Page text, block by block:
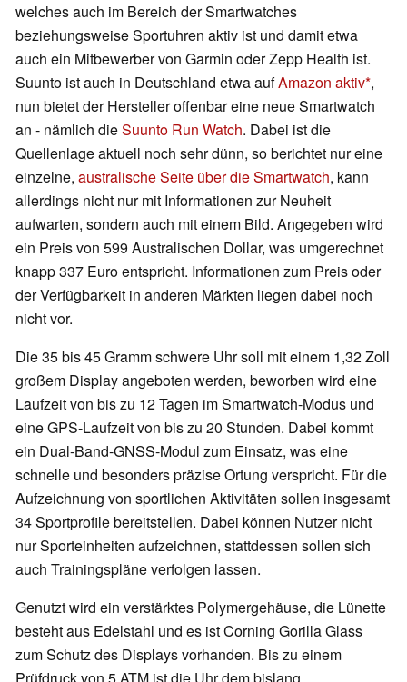
welches auch im Bereich der Smartwatches
beziehungsweise Sportuhren aktiv ist und damit etwa
auch ein Mitbewerber von Garmin oder Zepp Health ist.
Suunto ist auch in Deutschland etwa aufAmazon aktiv ,
nun bietet der Hersteller offenbar eine neue Smartwatch
an - nämlich dieSuunto Run Watch. Dabei ist die
Quellenlage aktuell noch sehr dünn, so berichtet nur eine
einzelne, australische Seite über die Smartwatch, kann
allerdings nicht nur mit Informationen zur Neuheit
aufwarten, sondern auch mit einem Bild. Angegeben wird
ein Preis von 599 Australischen Dollar, was umgerechnet
knapp 337 Euro entspricht. Informationen zum Preis oder
der Verfügbarkeit in anderen Märkten liegen dabei noch
nicht vor.
Die 35 bis 45 Gramm schwere Uhr soll mit einem 1,32 Zoll
großem Display angeboten werden, beworben wird eine
Laufzeit von bis zu 12 Tagen im Smartwatch-Modus und
eine GPS-Laufzeit von bis zu 20 Stunden. Dabei kommt
ein Dual-Band-GNSS-Modul zum Einsatz, was eine
schnelle und besonders präzise Ortung verspricht. Für die
Aufzeichnung von sportlichen Aktivitäten sollen insgesamt
34 Sportprofile bereitstellen. Dabei können Nutzer nicht
nur Sporteinheiten aufzeichnen, stattdessen sollen sich
auch Trainingspläne verfolgen lassen.
Genutzt wird ein verstärktes Polymergehäuse, die Lünette
besteht aus Edelstahl und es ist Corning Gorilla Glass
zum Schutz des Displays vorhanden. Bis zu einem